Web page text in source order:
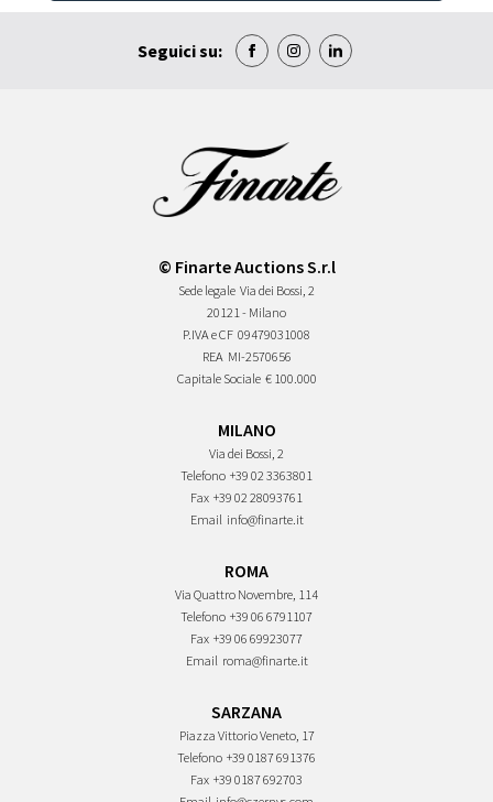
Seguici su:
© Finarte Auctions S.r.l
Sede legale Via dei Bossi, 2
20121 - Milano
P.IVA e CF 09479031008
REA MI-2570656
Capitale Sociale € 100.000
MILANO
Via dei Bossi, 2
Telefono +39 02 3363801
Fax +39 02 28093761
Email info@finarte.it
ROMA
Via Quattro Novembre, 114
Telefono +39 06 6791107
Fax +39 06 69923077
Email roma@finarte.it
SARZANA
Piazza Vittorio Veneto, 17
Telefono +39 0187 691376
Fax +39 0187 692703